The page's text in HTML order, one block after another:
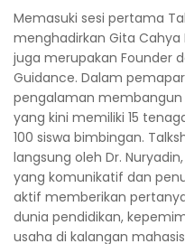
Memasuki sesi pertama
menghadirkan Gita Cahya
juga merupakan Founder
Guidance. Dalam
pengalaman
yang kini memiliki 15
100 siswa bimbingan.
langsung oleh Dr. Nuryadin,
yang komunikatif dan
aktif memberikan
dunia pendidikan,
usaha di kalangan